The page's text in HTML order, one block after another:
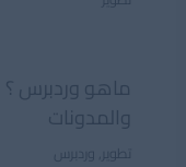
ماهو وردبرس
والمدونات
تطوير وردبرس